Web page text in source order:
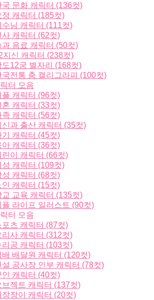
국 문화 캐릭터 (136컷)
정 캐릭터 (185컷)
수님 캐릭터 (111컷)
사 캐릭터 (62컷)
과 음료 캐릭터 (50컷)
지신 캐릭터 (238컷)
도12궁 별자리 (168컷)
국전통 춤 캘리그라피 (100컷)
터 모음
플 캐릭터 (96컷)
혼 캐릭터 (33컷)
족 캐릭터 (56컷)
신과 출산 캐릭터 (35컷)
기 캐릭터 (45컷)
아 캐릭터 (36컷)
린이 캐릭터 (66컷)
성 캐릭터 (109컷)
성 캐릭터 (68컷)
인 캐릭터 (15컷)
교 교육 캐릭터 (135컷)
플 라이프 일러스트 (90컷)
터 모음
포츠 캐릭터 (87컷)
리사 캐릭터 (312컷)
리공 캐릭터 (103컷)
배 배달원 캐릭터 (120컷)
설 공사장 인부 캐릭터 (78컷)
인 캐릭터 (40컷)
브젝트 캐릭터 (137컷)
장장이 캐릭터 (20컷)